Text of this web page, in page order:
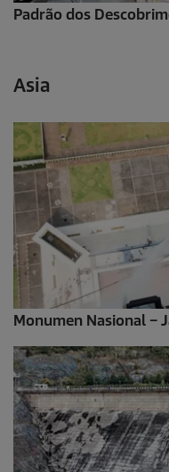
Padrão dos
Asia
Monumen Nasional –